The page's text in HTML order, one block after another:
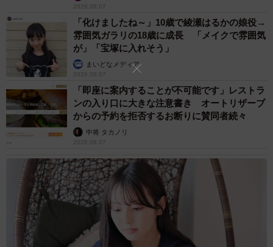
パパに抱っこされて笑みを浮かべるアーロくん（画像提供：しろもふ
（アーロ）さん）
そんなアーロくんですが、普段は「人が大好きで甘えん
「家では常に後ろをついてきて、お腹を出してアピールし
たり、散歩中はすれ違う人に『触って』と近寄っていきま
す。ただ、かまってもらえず素通りされると、しばらく立
ち止まって落ち込むんです。かわいそうではあるのです
2026.08.07
「化けましたね～」10歳で綾瀬はるかの娘役→
雰囲気ガラリの18歳に成長 「メイクで雰囲気
が」「宝塚に入れそう」
まいどなメディア
2026.08.07
「即座に案内することが不可能です」レストラ
ンの入り口に大きな注意書き オートリザーブ
からの予約を拒否するお断りに賛同者続々
中将 タカノリ
2026.08.07